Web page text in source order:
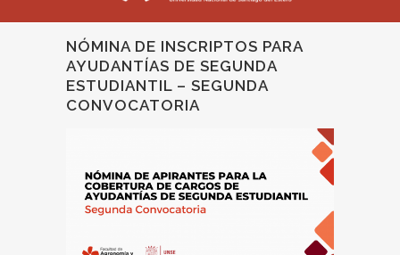
NÓMINA DE INSCRIPTOS PARA
AYUDANTÍAS DE SEGUNDA
ESTUDIANTIL – SEGUNDA
CONVOCATORIA